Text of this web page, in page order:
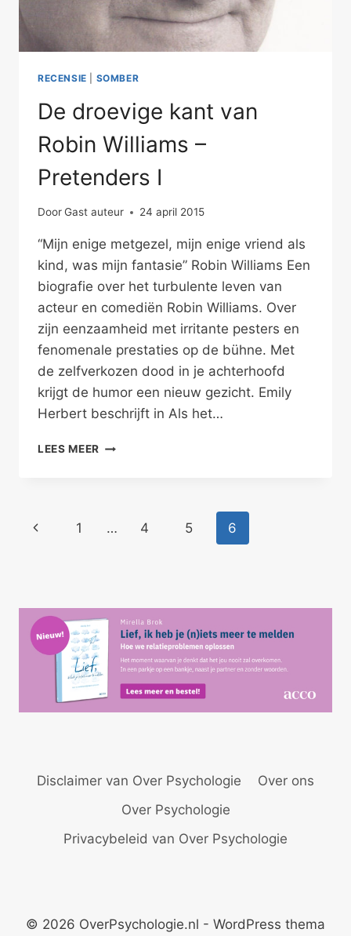
RECENSIE SOMBER
De droevige kant van
Robin Williams –
Pretenders I
DoorGast auteur 24 april 2015
“Mijn enige metgezel, mijn enige vriend als
kind, was mijn fantasie” Robin Williams Een
biografie over het turbulente leven van
acteur en comediën Robin Williams. Over
zijn eenzaamheid met irritante pesters en
fenomenale prestaties op de bühne. Met
de zelfverkozen dood in je achterhoofd
krijgt de humor een nieuw gezicht. Emily
Herbert beschrijft in Als het…
LEES MEER DE
WILLIAMS
Paginanavigatie
Vorige
1 … 4 5 6
Disclaimer van Over Psychologie
Over ons
Over Psychologie
Privacybeleid van Over Psychologie
© 2026 OverPsychologie.nl - WordPress thema